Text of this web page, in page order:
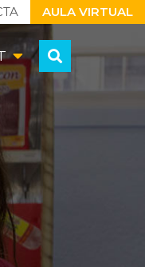
AULA VIRTUAL